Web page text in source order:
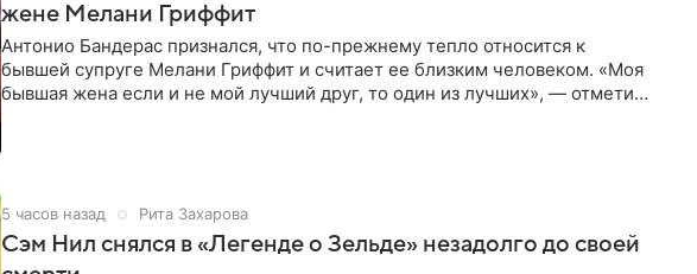
жене Мелани Гриффит
Антонио Бандерас признался, что по-прежнему тепло относится к
бывшей супруге Мелани Гриффит и считает ее близким человеком. «Моя
бывшая жена если и не мой лучший друг, то один из лучших», — отметил
5 часов назад Рита Захарова
Сэм Нил снялся в «Легенде о Зельде» незадолго до своей